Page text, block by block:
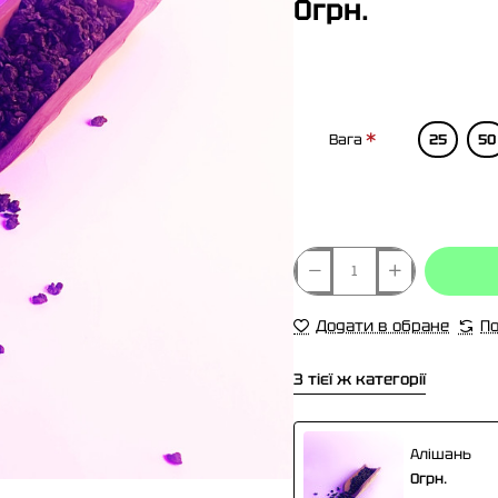
0грн.
Вага 25 50
Додати в обране
З тієї ж категорії
Алішань
0грн.